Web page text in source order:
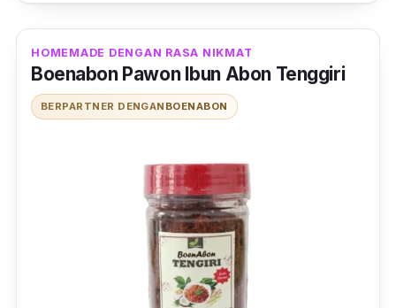
aman dijadikan sebagai makanan
pendamping lauk bayi atau anak sehari-hari.
Abon bayi Magels ini diolah secara higienis
kandungan gizi di dalamnya tetap terjaga
dengan baik. Tak hanya tuna saja, terdapat
berbagai macam varian rasa seperti ayam,
lele, salmon dan sapi. Kelebihan lainnya
adalah harga produk ini relatif terjangkau
untuk semua kalangan.
HOMEMADE DENGAN RASA NIKMAT
Boenabon Pawon Ibun Abon Tenggiri
BERPARTNER DENGAN BOENABON